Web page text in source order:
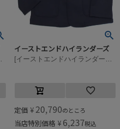
イーストエンドハイランダーズ
定価 ¥ 20,790のところ
当店特別価格 ¥ 6,237税込